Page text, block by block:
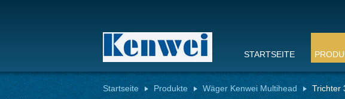
STARTSEITE
Startseite Produkte Wäger Kenwei Multihead Trichter